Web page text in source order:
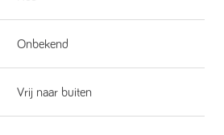
Onbekend
Vrij naar buiten